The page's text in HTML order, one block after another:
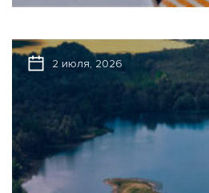
иностранных валют
2 июля, 2026